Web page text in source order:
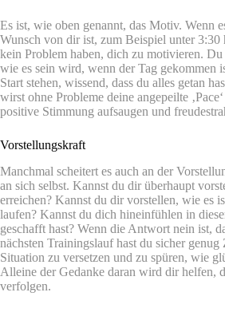
Es ist, wie oben genannt, das Motiv. Wenn
Wunsch von dir ist, zum Beispiel unter
kein Problem haben, dich zu motivieren.
wie es sein wird, wenn der Tag gekommen
Start stehen, wissend, dass du alles getan
wirst ohne Probleme deine angepeilte
positive Stimmung aufsaugen und
Vorstellungskraft
Manchmal scheitert es auch an der
an sich selbst. Kannst du dir überhaupt
erreichen? Kannst du dir vorstellen, wie es
laufen? Kannst du dich hineinfühlen in
geschafft hast? Wenn die Antwort nein ist,
nächsten Trainingslauf hast du sicher
Situation zu versetzen und zu spüren, wie
Alleine der Gedanke daran wird dir helfen,
verfolgen.